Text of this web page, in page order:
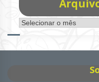
Arquivo
de